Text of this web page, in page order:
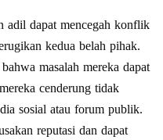
adil dapat mencegah konflik
kedua belah pihak.
masalah mereka dapat
cenderung tidak
sosial atau forum publik.
reputasi dan dapat